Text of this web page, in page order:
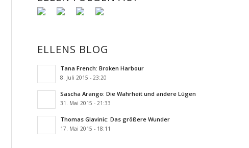
ELLENS BLOG
Tana French: Broken Harbour
8. Juli 2015 - 23:20
Sascha Arango: Die Wahrheit und andere Lügen
31. Mai 2015 - 21:33
Thomas Glavinic: Das größere Wunder
17. Mai 2015 - 18:11